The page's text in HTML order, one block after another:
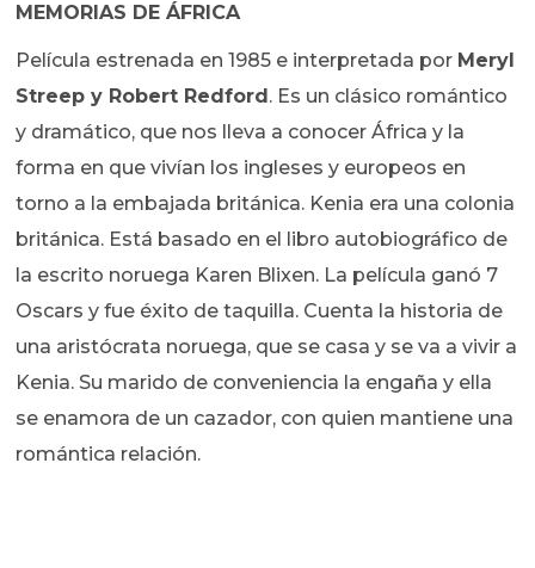
MEMORIAS DE ÁFRICA
Película estrenada en 1985 e interpretada por Meryl
Streep y Robert Redford. Es un clásico romántico
y dramático, que nos lleva a conocer África y la
forma en que vivían los ingleses y europeos en
torno a la embajada británica. Kenia era una colonia
británica. Está basado en el libro autobiográfico de
la escrito noruega Karen Blixen. La película ganó 7
Oscars y fue éxito de taquilla. Cuenta la historia de
una aristócrata noruega, que se casa y se va a vivir a
Kenia. Su marido de conveniencia la engaña y ella
se enamora de un cazador, con quien mantiene una
romántica relación.